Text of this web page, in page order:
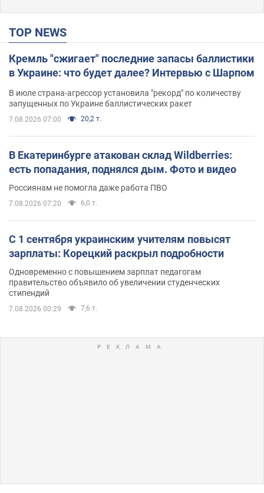
TOP NEWS
Кремль "сжигает" последние запасы баллистики
в Украине: что будет далее? Интервью с Шарпом
В июле страна-агрессор установила "рекорд" по количеству
запущенных по Украине баллистических ракет
7.08.2026 07:00 20,2 т.
В Екатеринбурге атакован склад Wildberries:
есть попадания, поднялся дым. Фото и видео
Россиянам не помогла даже работа ПВО
7.08.2026 07:20 6,0 т.
С 1 сентября украинским учителям повысят
зарплаты: Корецкий раскрыл подробности
Одновременно с повышением зарплат педагогам
правительство объявило об увеличении студенческих
стипендий
7.08.2026 00:29 7,6 т.